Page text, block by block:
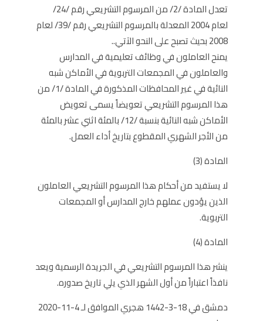
تعدل المادة /2/ من المرسوم التشريعي رقم /24/
لعام 2004 المعدلة بالمرسوم التشريعي رقم /39/ لعام
2008 بحيث تصبح على النحو الآتي..
يمنح العاملون في وظائف تعليمية في المدارس
والعاملون في المجمعات التربوية في الأماكن شبه
النائية في غير المحافظات المذكورة في المادة /1/ من
هذا المرسوم التشريعي تعويضاً يسمى تعويض
الأماكن شبه النائية بنسبة /12/ بالمئة اثني عشر بالمئة
من الأجر الشهري المقطوع بتاريخ أداء العمل.
المادة (3)
لا يستفيد من أحكام هذا المرسوم التشريعي العاملون
الذين يؤدون عملهم خارج المدارس أو المجمعات
التربوية.
المادة (4)
ينشر هذا المرسوم التشريعي في الجريدة الرسمية ويعد
نافذاً اعتباراً من أول الشهر الذي يلي تاريخ صدوره.
دمشق في 18-3-1442 هجري الموافق لـ 4-11-2020